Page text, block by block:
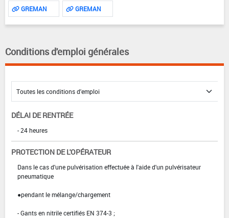
GREMAN GREMAN
Conditions d'emploi générales
DÉLAI DE RENTRÉE
- 24 heures
PROTECTION DE L'OPÉRATEUR
Dans le cas d'une pulvérisation effectuée à l'aide d'un pulvérisateur
pneumatique
●pendant le mélange/chargement
- Gants en nitrile certifiés EN 374-3 ;